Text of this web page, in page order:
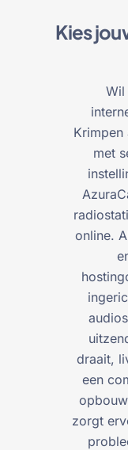
Kies
Wil
Krimpen
met
online.
draait,
een
zorgt